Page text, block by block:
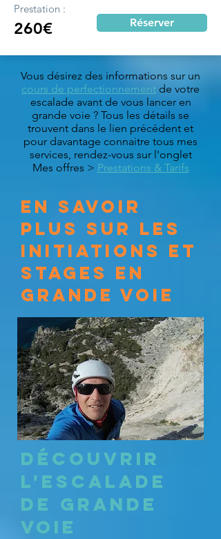
Prestation :
260€ Réserver
Vous désirez des informations sur un
cours de perfectionnement de votre
escalade avant de vous lancer en
grande voie ? Tous les détails se
trouvent dans le lien précédent et
pour davantage connaitre tous mes
services, rendez-vous sur l'onglet
Mes offres > Prestations & Tarifs
En Savoir
Plus sur les
initiations et
stages en
Grande voie
Découvrir
l'escalade
de Grande
Voie